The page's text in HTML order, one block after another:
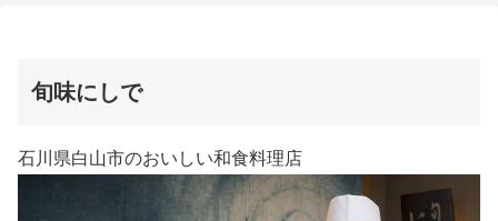
旬味にしで
石川県白山市のおいしい和食料理店